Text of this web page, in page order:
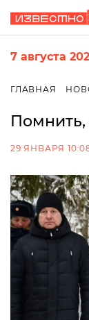
7 августа
ГЛАВНАЯ
Помнить,
29 ЯНВАРЯ